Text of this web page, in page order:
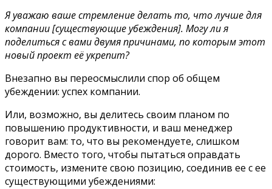
Я уважаю ваше стремление делать то, что лучше для
компании [существующие убеждения]. Могу ли я
поделиться с вами двумя причинами, по которым этот
новый проект её укрепит?
Внезапно вы переосмыслили спор об общем
убеждении: успех компании.
Или, возможно, вы делитесь своим планом по
повышению продуктивности, и ваш менеджер
говорит вам: то, что вы рекомендуете, слишком
дорого. Вместо того, чтобы пытаться оправдать
стоимость, измените свою позицию, соединив ее с ее
существующими убеждениями: